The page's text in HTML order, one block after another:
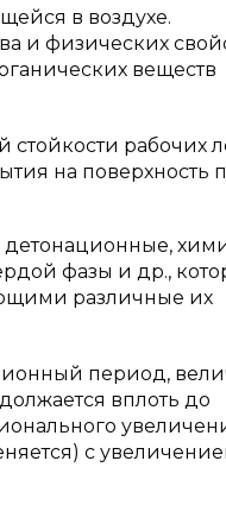
в воздухе.
и физических
веществ
рабочих
на поверхность
детонационные,
фазы и др.,
различные их
период,
вплоть до
с